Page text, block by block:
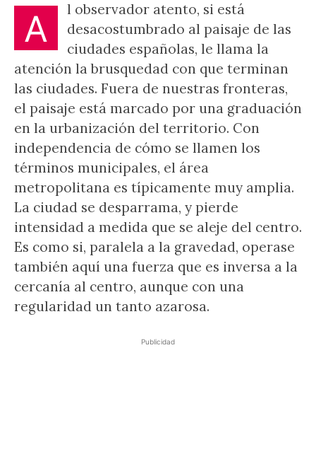
A
l observador atento, si está
desacostumbrado al paisaje de las
ciudades españolas, le llama la
atención la brusquedad con que terminan
las ciudades. Fuera de nuestras fronteras,
el paisaje está marcado por una graduación
en la urbanización del territorio. Con
independencia de cómo se llamen los
términos municipales, el área
metropolitana es típicamente muy amplia.
La ciudad se desparrama, y pierde
intensidad a medida que se aleje del centro.
Es como si, paralela a la gravedad, operase
también aquí una fuerza que es inversa a la
cercanía al centro, aunque con una
regularidad un tanto azarosa.
Publicidad